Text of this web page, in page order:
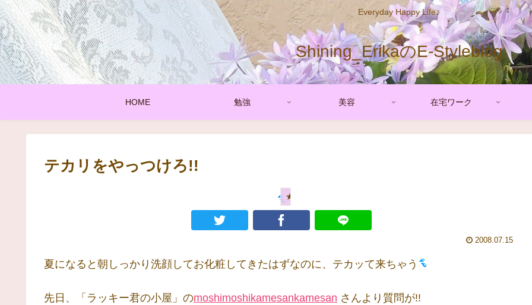
Everyday Happy Life♪
Shining_ErikaのE-Styleblog
HOME 勉強 美容 在宅ワーク
テカリをやっつけろ!!
★美肌コラム
2008.07.15
夏になると朝しっかり洗顔してお化粧してきたはずなのに、テカッて来ちゃう
先日、「ラッキー君の小屋」のmoshimoshikamesankamesan さんより質問が!!